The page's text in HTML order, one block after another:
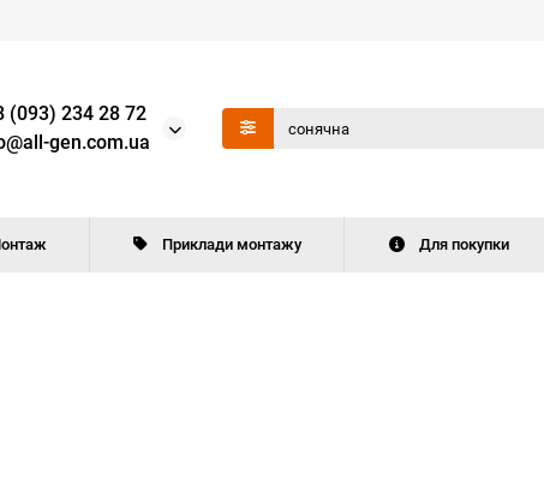
(093) 234 28 72
gen.com.ua
Приклади монтажу Для покупки